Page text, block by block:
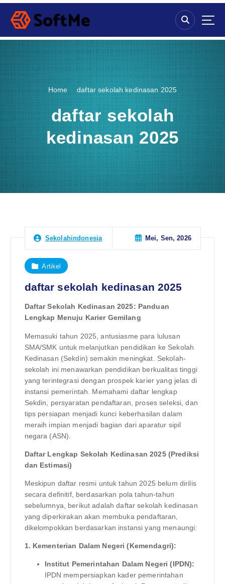
S
p
Home daftar sekolah kedinasan 2025
daftar sekolah
kedinasan 2025
Sekolahindonesia Mei, Sen, 2026
Artikel
daftar sekolah kedinasan 2025
Daftar Sekolah Kedinasan 2025: Panduan
Lengkap Menuju Karier Gemilang
Memasuki tahun 2025, antusiasme para lulusan
SMA/SMK untuk melanjutkan pendidikan ke Sekolah
Kedinasan (Sekdin) semakin meningkat. Sekolah-
sekolah ini menawarkan pendidikan berkualitas tinggi
yang terintegrasi dengan prospek karier yang jelas di
instansi pemerintah. Memahami daftar lengkap
Sekdin, persyaratan pendaftaran, proses seleksi, dan
tips persiapan menjadi kunci keberhasilan dalam
meraih impian menjadi bagian dari aparatur sipil
negara (ASN).
Daftar Lengkap Sekolah Kedinasan 2025 (Prediksi
dan Estimasi)
Meskipun daftar resmi untuk tahun 2025 belum dirilis
secara definitif, berdasarkan pola tahun-tahun
sebelumnya, berikut adalah daftar sekolah kedinasan
yang diperkirakan akan membuka pendaftaran,
dikelompokkan berdasarkan instansi yang menaungi:
1. Kementerian Dalam Negeri (Kemendagri):
Institut Pemerintahan Dalam Negeri (IPDN):
IPDN mempersiapkan kader pemerintahan